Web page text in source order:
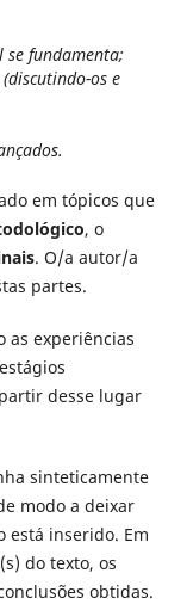
fundamenta;
os e
em tópicos que
, o
. O/a autor/a
partes.
as experiências
desse lugar
sinteticamente
modo a deixar
está inserido. Em
do texto, os
obtidas.